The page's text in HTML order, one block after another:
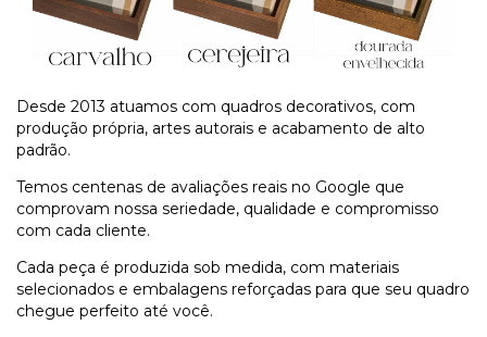
Desde 2013 atuamos com quadros decorativos, com
produção própria, artes autorais e acabamento de alto
padrão.
Temos centenas de avaliações reais no Google que
comprovam nossa seriedade, qualidade e compromisso
com cada cliente.
Cada peça é produzida sob medida, com materiais
selecionados e embalagens reforçadas para que seu quadro
chegue perfeito até você.